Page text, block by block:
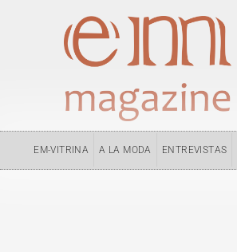
EM-VITRINA A LA MODA ENTREVISTAS